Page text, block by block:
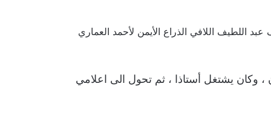
اللطيف اللافي الذراع الأيمن لأحمد العماري
، وكان يشتغل أستاذا ، ثم تحول الى اعلامي